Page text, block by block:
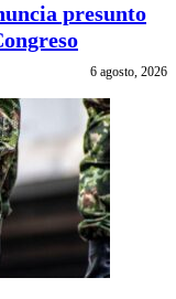
presunto
6 agosto, 2026